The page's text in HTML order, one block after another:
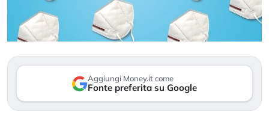
Aggiungi Money.it come
Fonte preferita su Google